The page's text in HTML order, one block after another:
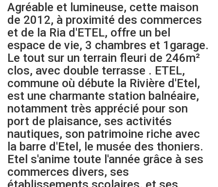
Agréable et lumineuse, cette maison
de 2012, à proximité des commerces
et de la Ria d'ETEL, offre un bel
espace de vie, 3 chambres et 1garage.
Le tout sur un terrain fleuri de 246m²
clos, avec double terrasse . ETEL,
commune où débute la Rivière d'Etel,
est une charmante station balnéaire,
notamment très apprécié pour son
port de plaisance, ses activités
nautiques, son patrimoine riche avec
la barre d'Etel, le musée des thoniers.
Etel s'anime toute l'année grâce à ses
commerces divers, ses